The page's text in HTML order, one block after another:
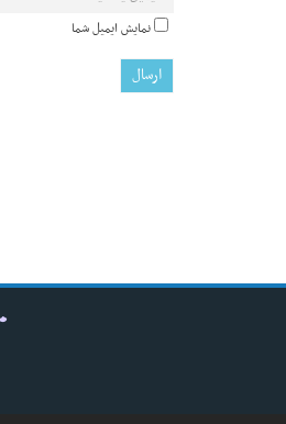
نمایش ایمیل شما